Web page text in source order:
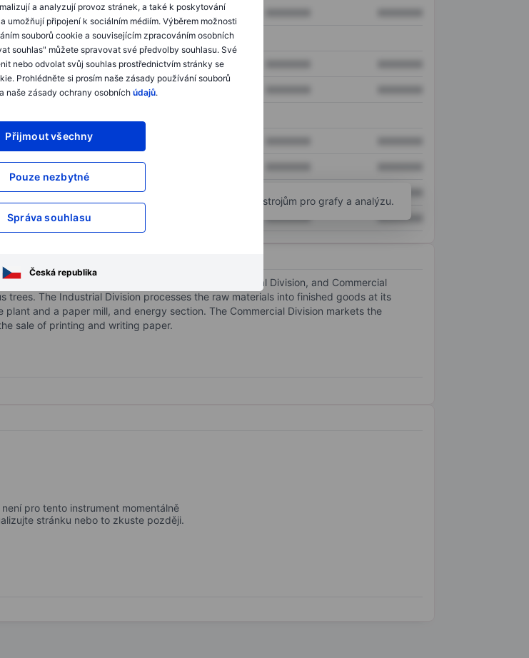
a analyzují provoz stránek, a také k poskytování
umožňují připojení k sociálním médiím. Výběrem možnosti
souborů cookie a souvisejícím zpracováním osobních
souhlas" můžete spravovat své předvolby souhlasu. Své
nebo odvolat svůj souhlas prostřednictvím stránky se
Prohlédněte si prosím naše zásady používání souborů
a naše zásady ochrany osobních údajů.
Přijmout všechny
Pouze nezbytné
Správa souhlasu
Česká republika
XXXXXXX XXXXXXX
XXXXXXX XXXXXXX
XXXXXXX XXXXXXX
XXXXXXX
XXXXXXX
XXXXXXX
XXXXXXX XXXXXXX XXXXXXX
Otevřete si účeta získejte přístup k pokročilým nástrojům pro grafy a analýzu.
The company operates in Forestry Division, Industrial Division, and Commercial
trees. The Industrial Division processes the raw materials into finished goods at its
and a paper mill, and energy section. The Commercial Division markets the
sale of printing and writing paper.
pro tento instrument momentálně
stránku nebo to zkuste později.